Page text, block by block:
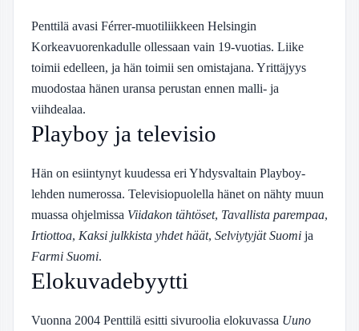
Penttilä avasi Férrer-muotiliikkeen Helsingin
Korkeavuorenkadulle ollessaan vain 19-vuotias. Liike
toimii edelleen, ja hän toimii sen omistajana. Yrittäjyys
muodostaa hänen uransa perustan ennen malli- ja
viihdealaa.
Playboy ja televisio
Hän on esiintynyt kuudessa eri Yhdysvaltain Playboy-
lehden numerossa. Televisiopuolella hänet on nähty muun
muassa ohjelmissa Viidakon tähtöset, Tavallista parempaa,
Irtiottoa, Kaksi julkkista yhdet häät, Selviytyjät Suomi ja
Farmi Suomi.
Elokuvadebyytti
Vuonna 2004 Penttilä esitti sivuroolia elokuvassa Uuno